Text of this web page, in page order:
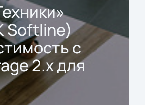
Softline)
с
2.x для